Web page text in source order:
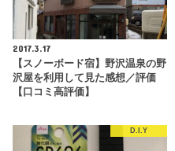
2017.3.17
【スノーボード宿】野沢温泉の野
沢屋を利用して見た感想／評価
【口コミ高評価】
D.I.Y